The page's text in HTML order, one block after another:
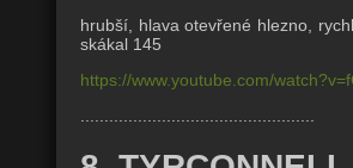
hrubší, hlava otevřené hlezno,
skákal 145
https://www.youtube.com/